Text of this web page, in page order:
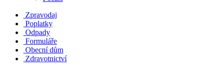
Zpravodaj
Poplatky
Odpady
Formuláře
Obecní dům
Zdravotnictví